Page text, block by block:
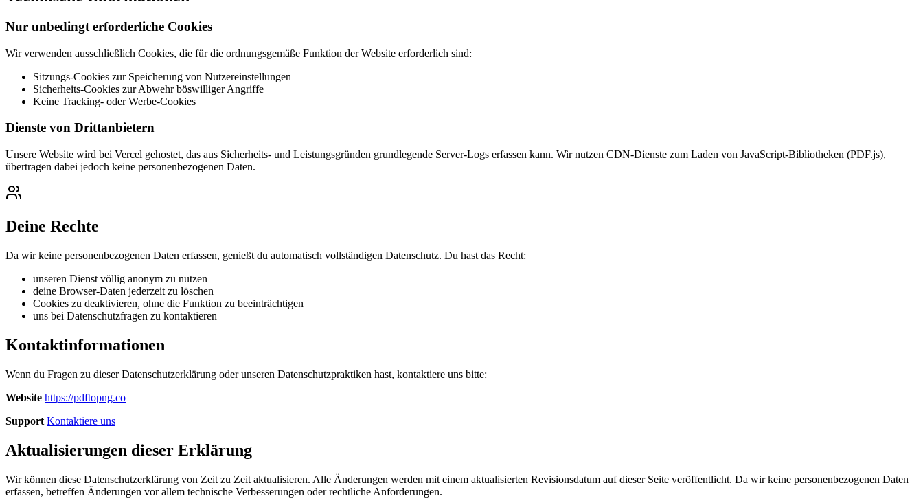
Nur unbedingt erforderliche Cookies
Wir verwenden ausschließlich Cookies, die für die ordnungsgemäße Funktion der Website erforderlich sind:
Sitzungs-Cookies zur Speicherung von Nutzereinstellungen
Sicherheits-Cookies zur Abwehr böswilliger Angriffe
Keine Tracking- oder Werbe-Cookies
Dienste von Drittanbietern
Unsere Website wird bei Vercel gehostet, das aus Sicherheits- und Leistungsgründen grundlegende Server-Logs erfassen kann. Wir nutzen CDN-Dienste zum Laden von JavaScript-Bibliotheken (PDF.js),
übertragen dabei jedoch keine personenbezogenen Daten.
Deine Rechte
Da wir keine personenbezogenen Daten erfassen, genießt du automatisch vollständigen Datenschutz. Du hast das Recht:
unseren Dienst völlig anonym zu nutzen
deine Browser-Daten jederzeit zu löschen
Cookies zu deaktivieren, ohne die Funktion zu beeinträchtigen
uns bei Datenschutzfragen zu kontaktieren
Kontaktinformationen
Wenn du Fragen zu dieser Datenschutzerklärung oder unseren Datenschutzpraktiken hast, kontaktiere uns bitte:
Website https://pdftopng.co
Support Kontaktiere uns
Aktualisierungen dieser Erklärung
Wir können diese Datenschutzerklärung von Zeit zu Zeit aktualisieren. Alle Änderungen werden mit einem aktualisierten Revisionsdatum auf dieser Seite veröffentlicht. Da wir keine personenbezogenen Daten
erfassen, betreffen Änderungen vor allem technische Verbesserungen oder rechtliche Anforderungen.